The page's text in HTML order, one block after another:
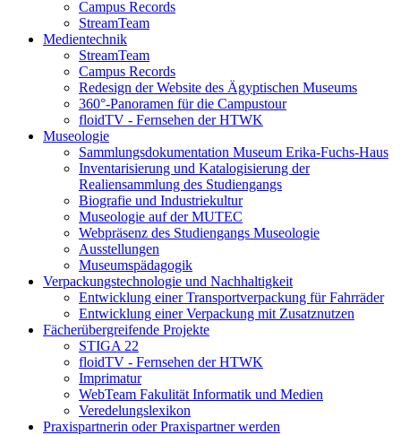
Campus Records
StreamTeam
Medientechnik
StreamTeam
Campus Records
Redesign der Website des Ägyptischen Museums
360°-Panoramen für die Campustour
floidTV - Fernsehen der HTWK
Museologie
Sammlungsdokumentation Museum Erika-Fuchs-Haus
Inventarisierung und Katalogisierung der
Realiensammlung des Studiengangs
Biografie und Industriekultur
Museologie auf der MUTEC
Webpräsenz des Studiengangs Museologie
Ausstellungen
Museumspädagogik
Verpackungstechnologie und Nachhaltigkeit
Entwicklung einer Transportverpackung für Fahrräder
Entwicklung einer Verpackung mit Zusatznutzen
Fächerübergreifende Projekte
STIGA 22
floidTV - Fernsehen der HTWK
Imprimatur
WebTeam Fakulität Informatik und Medien
Veredelungslexikon
Praxispartnerin oder Praxispartner werden